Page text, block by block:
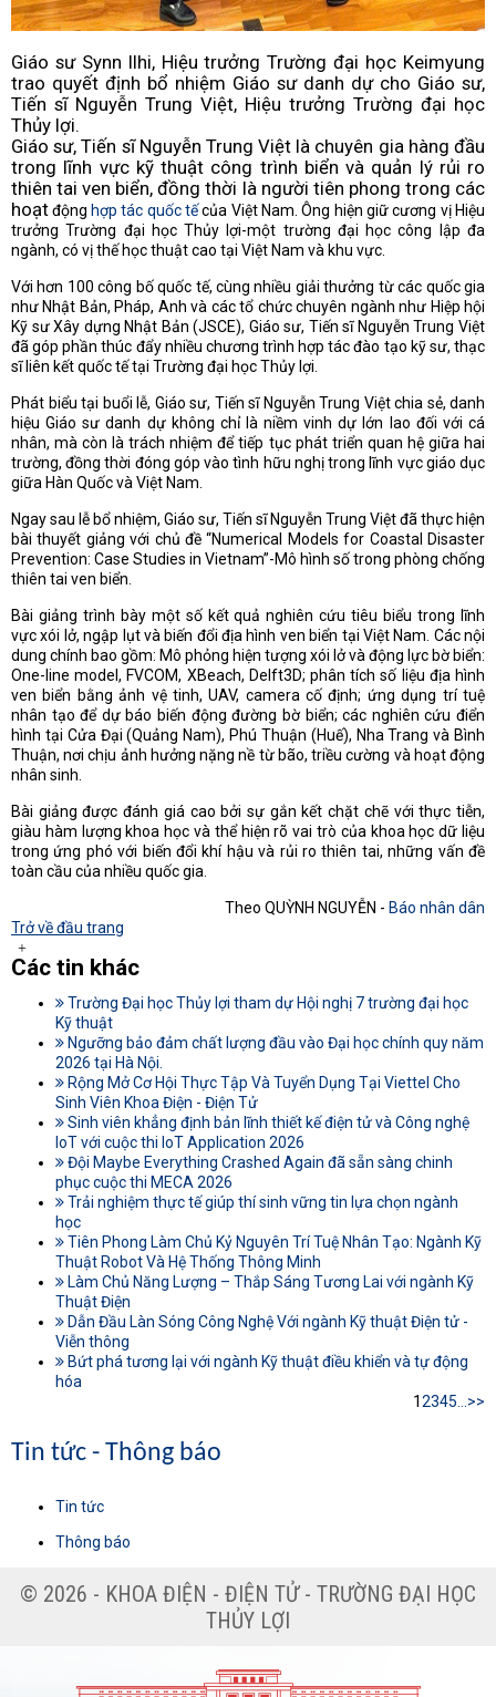
​Giáo sư Synn Ilhi, Hiệu trưởng Trường đại học Keimyung
trao quyết định bổ nhiệm Giáo sư danh dự cho Giáo sư,
Tiến sĩ Nguyễn Trung Việt, Hiệu trưởng Trường đại học
Thủy lợi.
Giáo sư, Tiến sĩ Nguyễn Trung Việt là chuyên gia hàng đầu
trong lĩnh vực kỹ thuật công trình biển và quản lý rủi ro
thiên tai ven biển, đồng thời là người tiên phong trong các
hoạtđộng hợp tác quốc tếcủa Việt Nam. Ông hiện giữ cương vị Hiệu
trưởng Trường đại học Thủy lợi-một trường đại học công lập đa
ngành, có vị thế học thuật cao tại Việt Nam và khu vực.
Với hơn 100 công bố quốc tế, cùng nhiều giải thưởng từ các quốc gia
như Nhật Bản, Pháp, Anh và các tổ chức chuyên ngành như Hiệp hội
Kỹ sư Xây dựng Nhật Bản (JSCE), Giáo sư, Tiến sĩ Nguyễn Trung Việt
đã góp phần thúc đẩy nhiều chương trình hợp tác đào tạo kỹ sư, thạc
sĩ liên kết quốc tế tại Trường đại học Thủy lợi.
Phát biểu tại buổi lễ, Giáo sư, Tiến sĩ Nguyễn Trung Việt chia sẻ, danh
hiệu Giáo sư danh dự không chỉ là niềm vinh dự lớn lao đối với cá
nhân, mà còn là trách nhiệm để tiếp tục phát triển quan hệ giữa hai
trường, đồng thời đóng góp vào tình hữu nghị trong lĩnh vực giáo dục
giữa Hàn Quốc và Việt Nam.
Ngay sau lễ bổ nhiệm, Giáo sư, Tiến sĩ Nguyễn Trung Việt đã thực hiện
bài thuyết giảng với chủ đề “Numerical Models for Coastal Disaster
Prevention: Case Studies in Vietnam”-Mô hình số trong phòng chống
thiên tai ven biển.
Bài giảng trình bày một số kết quả nghiên cứu tiêu biểu trong lĩnh
vực xói lở, ngập lụt và biến đổi địa hình ven biển tại Việt Nam. Các nội
dung chính bao gồm: Mô phỏng hiện tượng xói lở và động lực bờ biển:
One-line model, FVCOM, XBeach, Delft3D; phân tích số liệu địa hình
ven biển bằng ảnh vệ tinh, UAV, camera cố định; ứng dụng trí tuệ
nhân tạo để dự báo biến động đường bờ biển; các nghiên cứu điển
hình tại Cửa Đại (Quảng Nam), Phú Thuận (Huế), Nha Trang và Bình
Thuận, nơi chịu ảnh hưởng nặng nề từ bão, triều cường và hoạt động
nhân sinh.
Bài giảng được đánh giá cao bởi sự gắn kết chặt chẽ với thực tiễn,
giàu hàm lượng khoa học và thể hiện rõ vai trò của khoa học dữ liệu
trong ứng phó với biến đổi khí hậu và rủi ro thiên tai, những vấn đề
toàn cầu của nhiều quốc gia.
Theo QUỲNH NGUYỄN - Báo nhân dân
Trở về đầu trang
Các tin khác
Trường Đại học Thủy lợi tham dự Hội nghị 7 trường đại học
Kỹ thuật
Ngưỡng bảo đảm chất lượng đầu vào Đại học chính quy năm
2026 tại Hà Nội.
Rộng Mở Cơ Hội Thực Tập Và Tuyển Dụng Tại Viettel Cho
Sinh Viên Khoa Điện - Điện Tử
Sinh viên khẳng định bản lĩnh thiết kế điện tử và Công nghệ
IoT với cuộc thi IoT Application 2026
Đội Maybe Everything Crashed Again đã sẵn sàng chinh
phục cuộc thi MECA 2026
Trải nghiệm thực tế giúp thí sinh vững tin lựa chọn ngành
học
Tiên Phong Làm Chủ Kỷ Nguyên Trí Tuệ Nhân Tạo: Ngành Kỹ
Thuật Robot Và Hệ Thống Thông Minh
Làm Chủ Năng Lượng – Thắp Sáng Tương Lai với ngành Kỹ
Thuật Điện
Dẫn Đầu Làn Sóng Công Nghệ Với ngành Kỹ thuật Điện tử -
Viễn thông
Bứt phá tương lại với ngành Kỹ thuật điều khiển và tự động
hóa
12345 >>
Tin tức - Thông báo
Tin tức
Thông báo
© 2026 - KHOA ĐIỆN - ĐIỆN TỬ - TRƯỜNG ĐẠI HỌC
THỦY LỢI